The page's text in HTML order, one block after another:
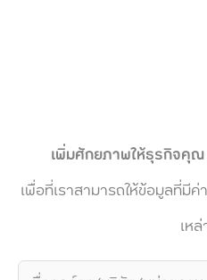
เพิ่มศักยภาพให้ธุรกิจคุ
เพื่อที่เราสามารถให้ข้อมูลที่มี
เห